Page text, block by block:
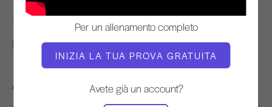
Per un allenamento completo
INIZIA LA TUA PROVA GRATUITA
Avete già un account?
TROVA CLASSI SIMILI PER
0 - 10 min
Riformatore
Altri allenamenti che potrebbero piacervi